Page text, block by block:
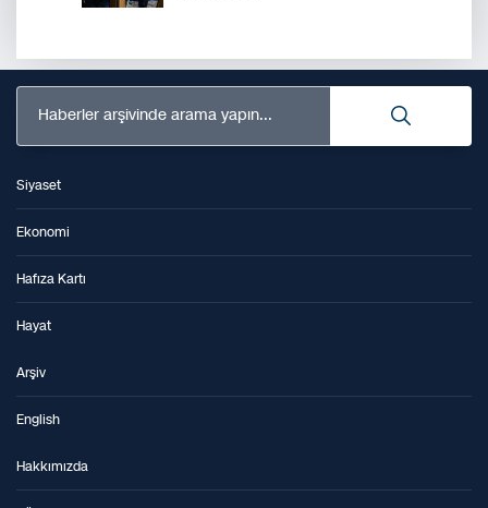
Haberler arşivinde arama yapın...
Siyaset
Ekonomi
Hafıza Kartı
Hayat
Arşiv
English
Hakkımızda